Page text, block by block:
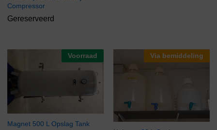
Compressor
Gereserveerd
Voorraad
Magnet 500 L Opslag Tank
Via bemiddeling